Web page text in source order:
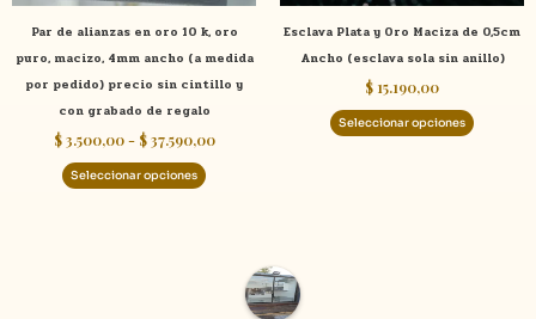
Par de alianzas en oro 10 k, oro
puro, macizo, 4mm ancho (a medida
por pedido) precio sin cintillo y
con grabado de regalo
$3.500,00 - $37.590,00
Seleccionar opciones
elegir
en
la
página
de
producto
Esclava Plata y Oro Maciza de 0,5cm
Ancho (esclava sola sin anillo)
$ 15.190,00
Seleccionar opciones
elegir
en
la
de